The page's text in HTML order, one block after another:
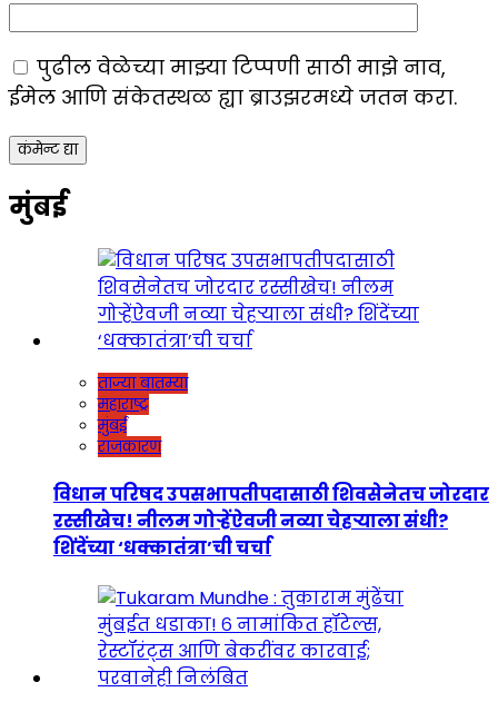
पुढील वेळेच्या माझ्या टिप्पणी साठी माझे नाव,
ईमेल आणि संकेतस्थळ ह्या ब्राउझरमध्ये जतन करा.
मुंबई
ताज्या बातम्या
महाराष्ट्र
मुंबई
राजकारण
विधान परिषद उपसभापतीपदासाठी शिवसेनेतच जोरदार
रस्सीखेच! नीलम गोऱ्हेंऐवजी नव्या चेहऱ्याला संधी?
शिंदेंच्या ‘धक्कातंत्रा’ची चर्चा